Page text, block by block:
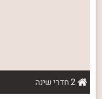
2 חדרי שינה